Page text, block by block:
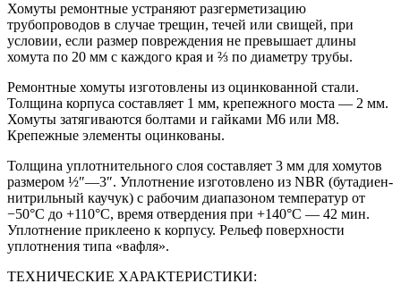
Хомуты ремонтные устраняют разгерметизацию
трубопроводов в случае трещин, течей или свищей, при
условии, если размер повреждения не превышает длины
хомута по 20 мм с каждого края и ⅔ по диаметру трубы.
Ремонтные хомуты изготовлены из оцинкованной стали.
Толщина корпуса составляет 1 мм, крепежного моста — 2 мм.
Хомуты затягиваются болтами и гайками М6 или М8.
Крепежные элементы оцинкованы.
Толщина уплотнительного слоя составляет 3 мм для хомутов
размером ½″—3″. Уплотнение изготовлено из NBR (бутадиен-
нитрильный каучук) с рабочим диапазоном температур от
−50°С до +110°С, время отвердения при +140°С — 42 мин.
Уплотнение приклеено к корпусу. Рельеф поверхности
уплотнения типа «вафля».
ТЕХНИЧЕСКИЕ ХАРАКТЕРИСТИКИ: